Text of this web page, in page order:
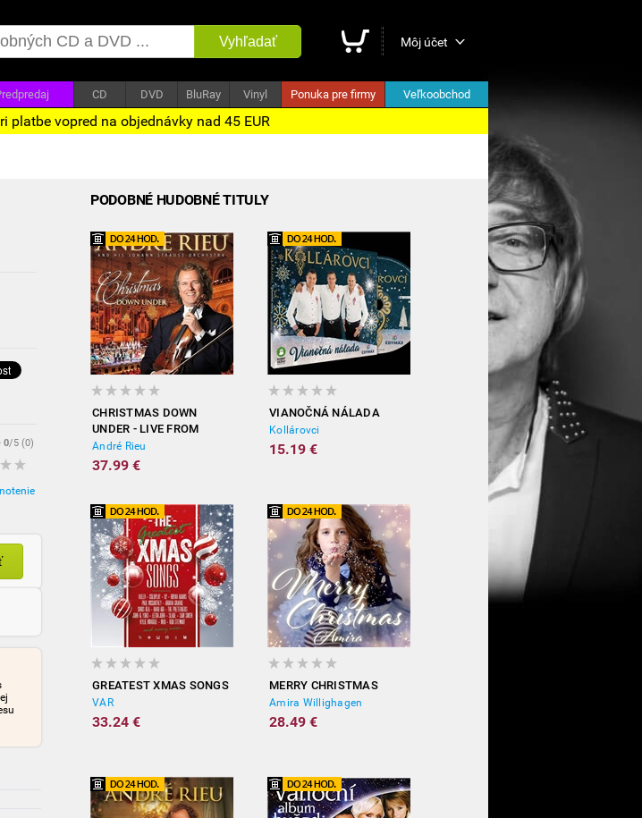
Vyhľadať Môj účet
CD DVD BluRay Vinyl Ponuka pre firmy Veľkoobchod
platbe vopred na objednávky nad 45 EUR
0/5 (0)
PODOBNÉ HUDOBNÉ TITULY
CHRISTMAS DOWN
UNDER - LIVE FROM
SYDNEY
André Rieu
37.99 €
VIANOČNÁ NÁLADA
Kollárovci
15.19 €
GREATEST XMAS SONGS
VAR
33.24 €
MERRY CHRISTMAS
Amira Willighagen
28.49 €